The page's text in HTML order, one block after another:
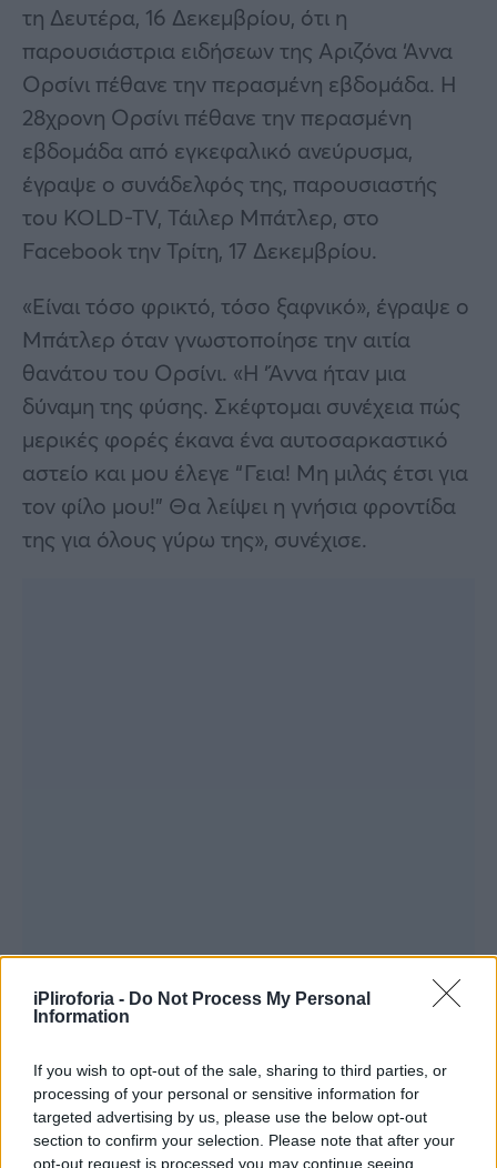
iPliroforia - Do Not Process My Personal
Information
If you wish to opt-out of the sale, sharing to third parties, or
processing of your personal or sensitive information for
targeted advertising by us, please use the below opt-out
section to confirm your selection. Please note that after your
opt-out request is processed you may continue seeing
τη Δευτέρα, 16 Δεκεμβρίου, ότι η
παρουσιάστρια ειδήσεων της Αριζόνα ‘Αννα
Ορσίνι πέθανε την περασμένη εβδομάδα. Η
28χρονη Ορσίνι πέθανε την περασμένη
εβδομάδα από εγκεφαλικό ανεύρυσμα,
έγραψε ο συνάδελφός της, παρουσιαστής
του KOLD-TV, Τάιλερ Μπάτλερ, στο
Facebook την Τρίτη, 17 Δεκεμβρίου.
«Είναι τόσο φρικτό, τόσο ξαφνικό», έγραψε ο
Μπάτλερ όταν γνωστοποίησε την αιτία
θανάτου του Ορσίνι. «Η ‘Άννα ήταν μια
δύναμη της φύσης. Σκέφτομαι συνέχεια πώς
μερικές φορές έκανα ένα αυτοσαρκαστικό
αστείο και μου έλεγε “Γεια! Μη μιλάς έτσι για
τον φίλο μου!” Θα λείψει η γνήσια φροντίδα
της για όλους γύρω της», συνέχισε.